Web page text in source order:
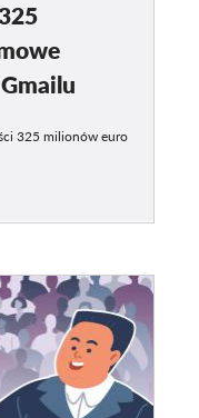
325 milionów euro